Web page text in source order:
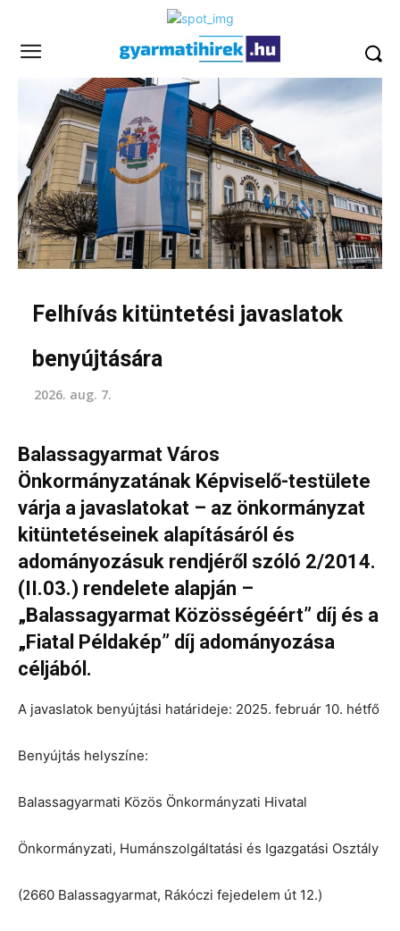
Felhívás kitüntetési javaslatok
benyújtására
2026. aug. 7.
Balassagyarmat Város
Önkormányzatának Képviselő-testülete
várja a javaslatokat – az önkormányzat
kitüntetéseinek alapításáról és
adományozásuk rendjéről szóló 2/2014.
(II.03.) rendelete alapján –
„Balassagyarmat Közösségéért” díj és a
„Fiatal Példakép” díj adományozása
céljából.
A javaslatok benyújtási határideje: 2025. február 10. hétfő
Benyújtás helyszíne:
Balassagyarmati Közös Önkormányzati Hivatal
Önkormányzati, Humánszolgáltatási és Igazgatási Osztály
(2660 Balassagyarmat, Rákóczi fejedelem út 12.)